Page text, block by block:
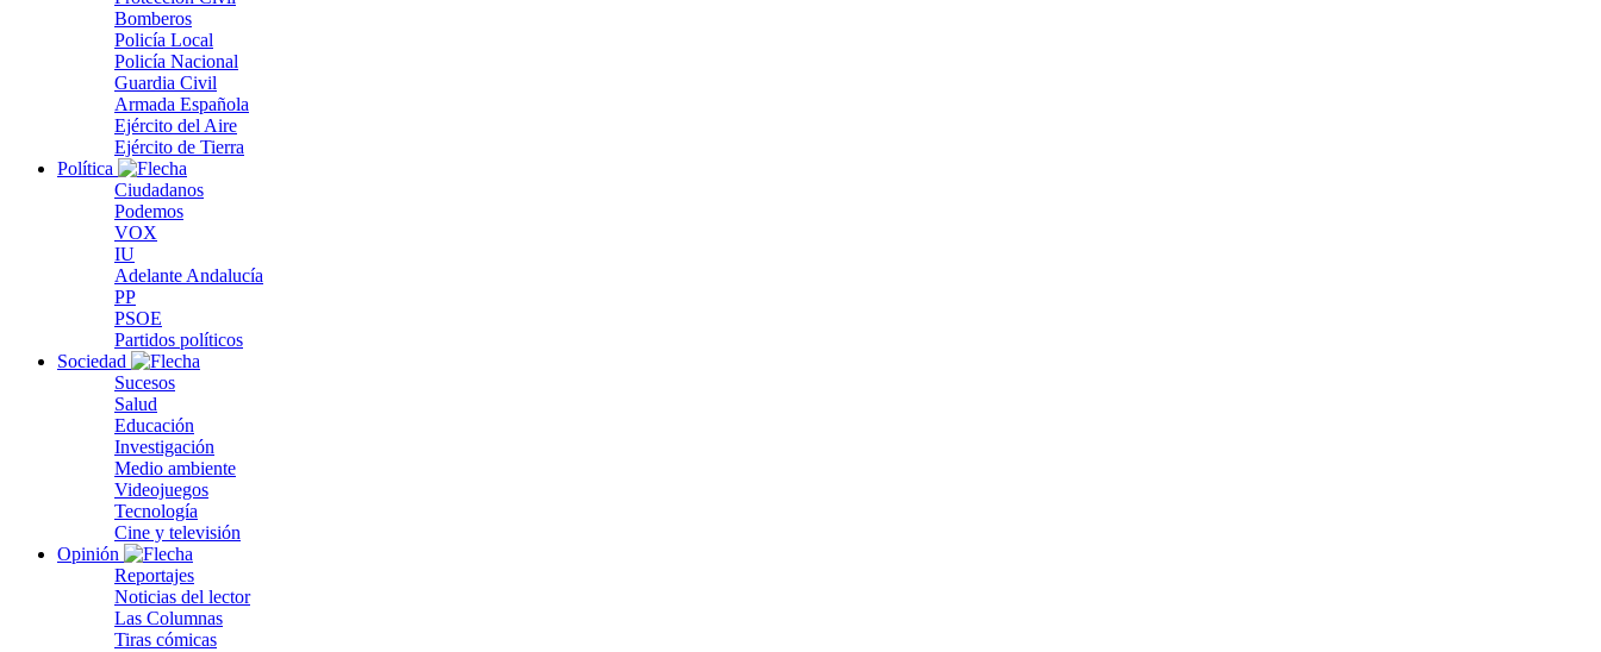
Bomberos
Policía Local
Policía Nacional
Guardia Civil
Armada Española
Ejército del Aire
Ejército de Tierra
Política
Ciudadanos
Podemos
VOX
IU
Adelante Andalucía
PP
PSOE
Partidos políticos
Sociedad
Sucesos
Salud
Educación
Investigación
Medio ambiente
Videojuegos
Tecnología
Cine y televisión
Opinión
Reportajes
Noticias del lector
Las Columnas
Tiras cómicas